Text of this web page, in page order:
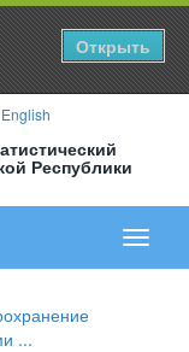
Открыть
English
Республики
меню
...